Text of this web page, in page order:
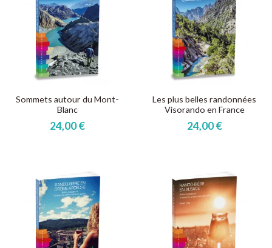
Sommets autour du Mont-
Blanc
24,00 €
Les plus belles randonnées
Visorando en France
24,00 €